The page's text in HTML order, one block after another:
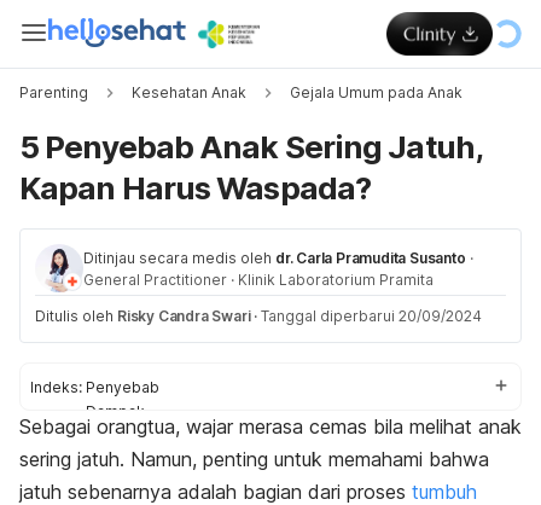
Parenting Kesehatan Anak Gejala Umum pada Anak
5 Penyebab Anak Sering Jatuh,
Kapan Harus Waspada?
Ditinjau secara medis oleh dr. Carla Pramudita Susanto ·
General Practitioner · Klinik Laboratorium Pramita
Ditulis oleh Risky Candra Swari · Tanggal diperbarui 20/09/2024
Indeks: Penyebab
Dampak
Kapan ke dokter?
Sebagai orangtua, wajar merasa cemas bila melihat anak
sering jatuh. Namun, penting untuk memahami bahwa
jatuh sebenarnya adalah bagian dari proses tumbuh